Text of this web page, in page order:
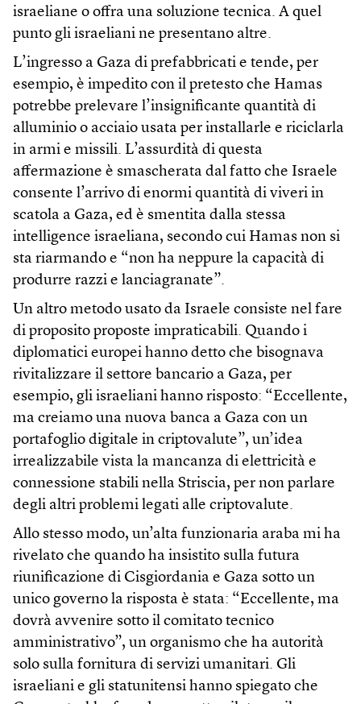
israeliane o offra una soluzione tecnica. A quel
punto gli israeliani ne presentano altre.
L’ingresso a Gaza di prefabbricati e tende, per
esempio, è impedito con il pretesto che Hamas
potrebbe prelevare l’insignificante quantità di
alluminio o acciaio usata per installarle e riciclarla
in armi e missili. L’assurdità di questa
affermazione è smascherata dal fatto che Israele
consente l’arrivo di enormi quantità di viveri in
scatola a Gaza, ed è smentita dalla stessa
intelligence israeliana, secondo cui Hamas non si
sta riarmando e “non ha neppure la capacità di
produrre razzi e lanciagranate”.
Un altro metodo usato da Israele consiste nel fare
di proposito proposte impraticabili. Quando i
diplomatici europei hanno detto che bisognava
rivitalizzare il settore bancario a Gaza, per
esempio, gli israeliani hanno risposto: “Eccellente,
ma creiamo una nuova banca a Gaza con un
portafoglio digitale in criptovalute”, un’idea
irrealizzabile vista la mancanza di elettricità e
connessione stabili nella Striscia, per non parlare
degli altri problemi legati alle criptovalute.
Allo stesso modo, un’alta funzionaria araba mi ha
rivelato che quando ha insistito sulla futura
riunificazione di Cisgiordania e Gaza sotto un
unico governo la risposta è stata: “Eccellente, ma
dovrà avvenire sotto il comitato tecnico
amministrativo”, un organismo che ha autorità
solo sulla fornitura di servizi umanitari. Gli
israeliani e gli statunitensi hanno spiegato che